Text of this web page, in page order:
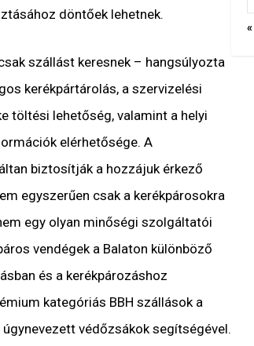
döntőek lehetnek.
szállást keresnek – hangsúlyozta
kerékpártárolás, a szervizelési
töltési lehetőség, valamint a helyi
elérhetősége. A
biztosítják a hozzájuk érkező
egyszerűen csak a kerékpárosokra
egy olyan minőségi szolgáltatói
vendégek a Balaton különböző
és a kerékpározáshoz
kategóriás BBH szállások a
védőzsákok segítségével.